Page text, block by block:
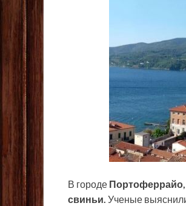
В городе Портоферрайо,
свиньи. Ученые